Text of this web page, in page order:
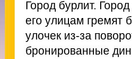
Город бурлит.
его улицам гремят
улочек из-за
бронированные